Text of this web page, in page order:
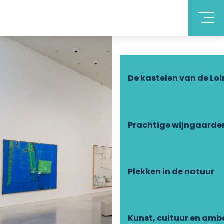
Ontdek Touraine
De kastelen van de
Prachtige
Plekken in de natuur
Kunst, cultuur en